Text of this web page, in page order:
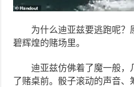
为什么迪亚兹要逃跑呢
碧辉煌的赌场里。
迪亚兹仿佛着了魔一般，
了赌桌前。骰子滚动的声音、